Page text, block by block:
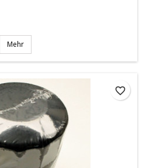
Mehr
favorite_border